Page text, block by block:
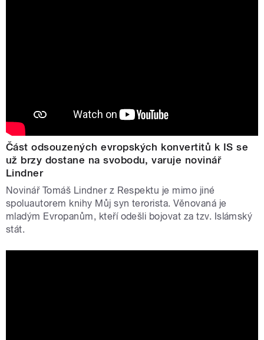
Část odsouzených evropských konvertitů k IS se
už brzy dostane na svobodu, varuje novinář
Lindner
Novinář Tomáš Lindner z Respektu je mimo jiné
spoluautorem knihy Můj syn terorista. Věnovaná je
mladým Evropanům, kteří odešli bojovat za tzv. Islámský
stát.